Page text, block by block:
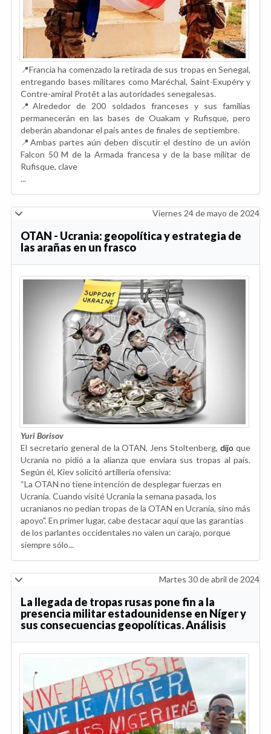
📍Francia ha comenzado la retirada de sus tropas en Senegal,
entregando bases militares como Maréchal, Saint-Exupéry y
Contre-amiral Protêt a las autoridades senegalesas.
📍Alrededor de 200 soldados franceses y sus familias
permanecerán en las bases de Ouakam y Rufisque, pero
deberán abandonar el país antes de finales de septiembre.
📍Ambas partes aún deben discutir el destino de un avión
Falcon 50 M de la Armada francesa y de la base militar de
Rufisque, clave
...
Viernes 24 de mayo de 2024
OTAN - Ucrania: geopolítica y estrategia de
las arañas en un frasco
Yuri Borisov
El secretario general de la OTAN, Jens Stoltenberg,dijo que
Ucrania no pidió a la alianza que enviara sus tropas al país.
Según él, Kiev solicitó artillería ofensiva:
“La OTAN no tiene intención de desplegar fuerzas en
Ucrania. Cuando visité Ucrania la semana pasada, los
ucranianos no pedían tropas de la OTAN en Ucrania, sino más
apoyo". En primer lugar, cabe destacar aquí que las garantías
de los parlantes occidentales no valen un carajo, porque
siempre sólo...
Martes 30 de abril de 2024
La llegada de tropas rusas pone fin a la
presencia militar estadounidense en Níger y
sus consecuencias geopolíticas. Análisis